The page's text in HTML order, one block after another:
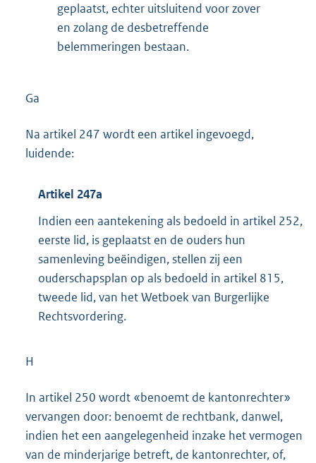
geplaatst, echter uitsluitend voor zover
en zolang de desbetreffende
belemmeringen bestaan.
Ga
Na artikel 247 wordt een artikel ingevoegd,
luidende:
Artikel 247a
Indien een aantekening als bedoeld in artikel 252,
eerste lid, is geplaatst en de ouders hun
samenleving beëindigen, stellen zij een
ouderschapsplan op als bedoeld in artikel 815,
tweede lid, van het Wetboek van Burgerlijke
Rechtsvordering.
H
In artikel 250 wordt «benoemt de kantonrechter»
vervangen door: benoemt de rechtbank, danwel,
indien het een aangelegenheid inzake het vermogen
van de minderjarige betreft, de kantonrechter, of,